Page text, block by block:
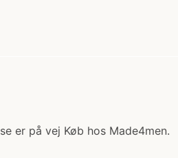
er på vej Køb hos Made4men.